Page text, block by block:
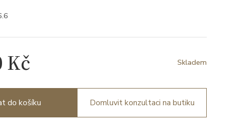
Kč Skladem
do košíku Domluvit konzultaci na butiku